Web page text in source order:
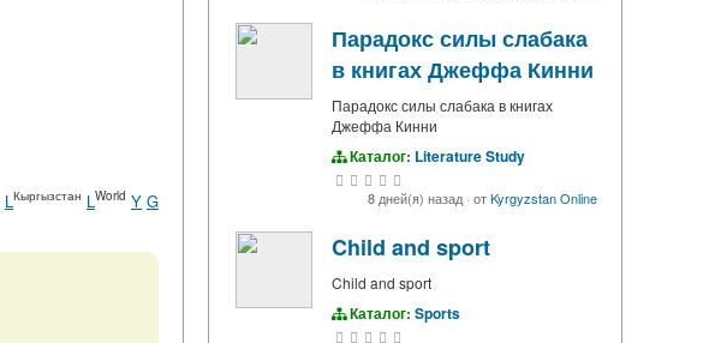
LКыргызстан LWorld Y G
Парадокс силы слабака
в книгах Джеффа Кинни
Парадокс силы слабака в книгах
Джеффа Кинни
Каталог: Literature Study
8 дней(я) назад · отKyrgyzstan Online
Child and sport
Child and sport
Каталог: Sports